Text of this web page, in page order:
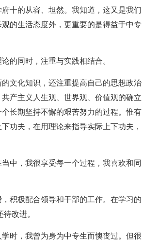
十的从容、坦然。我知道，这又是我们
的生活态度外，更重要的是得益于中专
的同时，注重与实践相结合。
文化知识，还注重提高自己的思想政治
产主义人生观、世界观、价值观的确立
长期坚持不懈的艰苦努力的过程。惟有
功夫，在用理论来指导实际上下功夫，
中，我很享受每一个过程，我喜欢和同
积极配合领导和干部的工作。在学习的
改进。
时，我曾为身为中专生而懊丧过。但很